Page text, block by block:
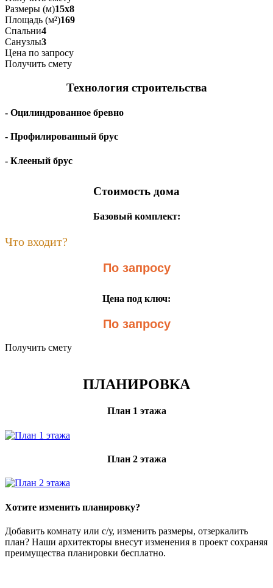
Размеры (м)15х8
Площадь (м²)169
Спальни4
Санузлы3
Цена по запросу
Получить смету
Технология строительства
- Оцилиндрованное бревно
- Профилированный брус
- Клееный брус
Стоимость дома
Базовый комплект:
Что входит?
По запросу
Цена под ключ:
По запросу
Получить смету
ПЛАНИРОВКА
План 1 этажа
План 2 этажа
Хотите изменить планировку?
Добавить комнату или с/у, изменить размеры, отзеркалить
план? Наши архитекторы внесут изменения в проект сохраняя
преимущества планировки бесплатно.